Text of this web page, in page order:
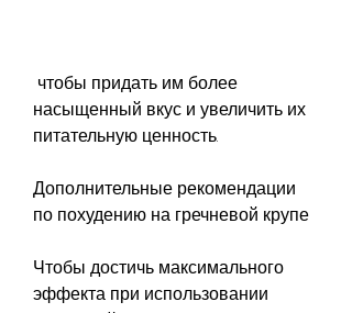
насыщенный вкус и увеличить их
питательную ценность.
Дополнительные рекомендации
по похудению на гречневой крупе
Чтобы достичь максимального
эффекта при использовании